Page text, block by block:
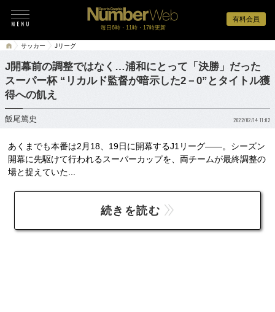
有料会員
毎日6時・11時・17時更新
サッカー Jリーグ
J開幕前の調整ではなく…浦和にとって「決勝」だった
スーパー杯 “リカルド監督が暗示した2－0”とタイトル獲
得への飢え
飯尾篤史 2022/02/14 11:02
あくまでも本番は2月18、19日に開幕するJ1リーグ――。シーズン
開幕に先駆けて行われるスーパーカップを、両チームが最終調整の
場と捉えていた...
続きを読む